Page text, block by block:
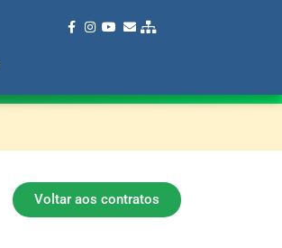
Voltar aos contratos